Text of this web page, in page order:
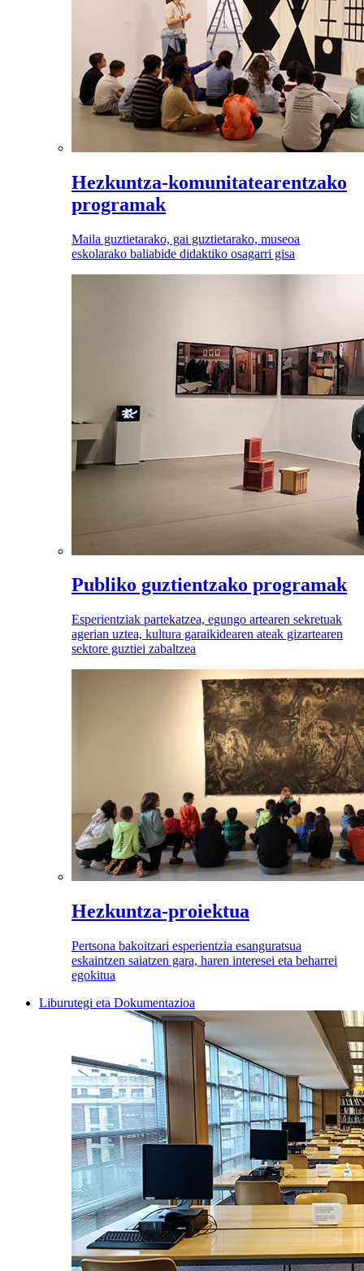
Hezkuntza-komunitatearentzako
programak
Maila guztietarako, gai guztietarako, museoa
eskolarako baliabide didaktiko osagarri gisa
Publiko guztientzako programak
Esperientziak partekatzea, egungo artearen sekretuak
agerian uztea, kultura garaikidearen ateak gizartearen
sektore guztiei zabaltzea
Hezkuntza-proiektua
Pertsona bakoitzari esperientzia esanguratsua
eskaintzen saiatzen gara, haren interesei eta beharrei
egokitua
Liburutegi eta Dokumentazioa